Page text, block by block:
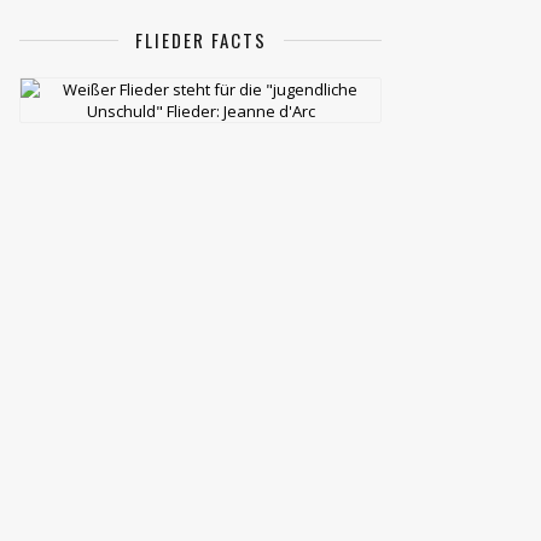
FLIEDER FACTS